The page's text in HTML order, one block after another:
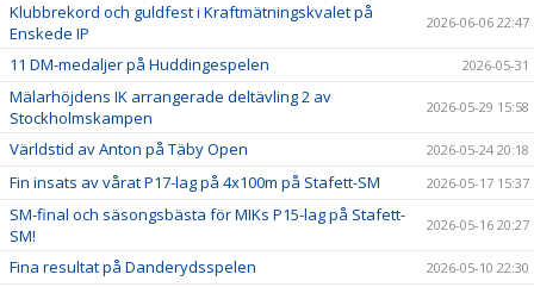
Klubbrekord och guldfest i Kraftmätningskvalet på
Enskede IP
2026-06-06 22:47
11 DM-medaljer på Huddingespelen 2026-05-31
Mälarhöjdens IK arrangerade deltävling 2 av
Stockholmskampen
2026-05-29 15:58
Världstid av Anton på Täby Open 2026-05-24 20:18
Fin insats av vårat P17-lag på 4x100m på Stafett-SM 2026-05-17 15:37
SM-final och säsongsbästa för MIKs P15-lag på Stafett-
SM!
2026-05-16 20:27
Fina resultat på Danderydsspelen 2026-05-10 22:30